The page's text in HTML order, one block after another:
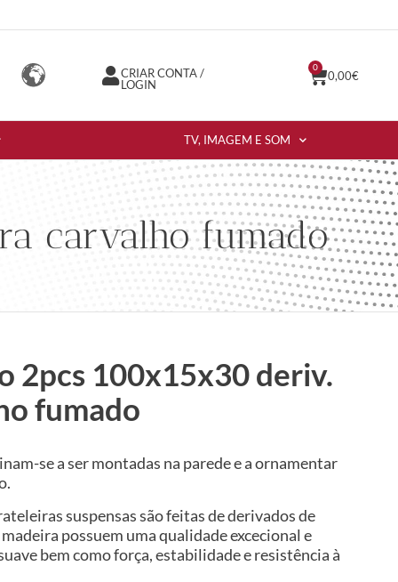
CRIAR CONTA /
LOGIN
0,00€
0
TV, IMAGEM E SOM
carvalho fumado
2pcs 100x15x30 deriv.
fumado
se a ser montadas na parede e a ornamentar
suspensas são feitas de derivados de
possuem uma qualidade excecional e
bem como força, estabilidade e resistência à